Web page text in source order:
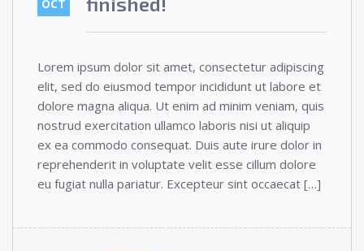
OCT
Lorem ipsum dolor sit amet, consectetur adipiscing
elit, sed do eiusmod tempor incididunt ut labore et
dolore magna aliqua. Ut enim ad minim veniam, quis
nostrud exercitation ullamco laboris nisi ut aliquip
ex ea commodo consequat. Duis aute irure dolor in
reprehenderit in voluptate velit esse cillum dolore
eu fugiat nulla pariatur. Excepteur sint occaecat […]